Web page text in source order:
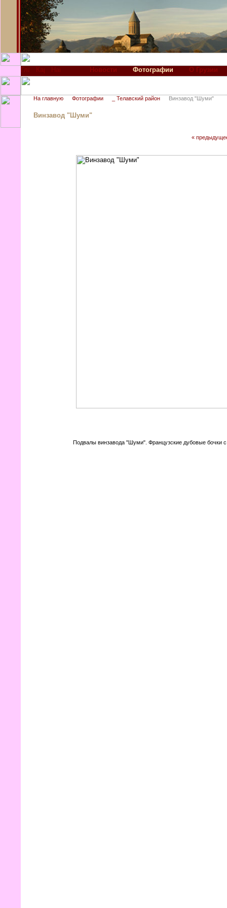
Новости Фотографии О Грузии
На главную Фотографии _ Телавский район Винзавод "Шуми"
Винзавод "Шуми"
«
Подвалы винзавода "Шуми". Французские дубовые бочки